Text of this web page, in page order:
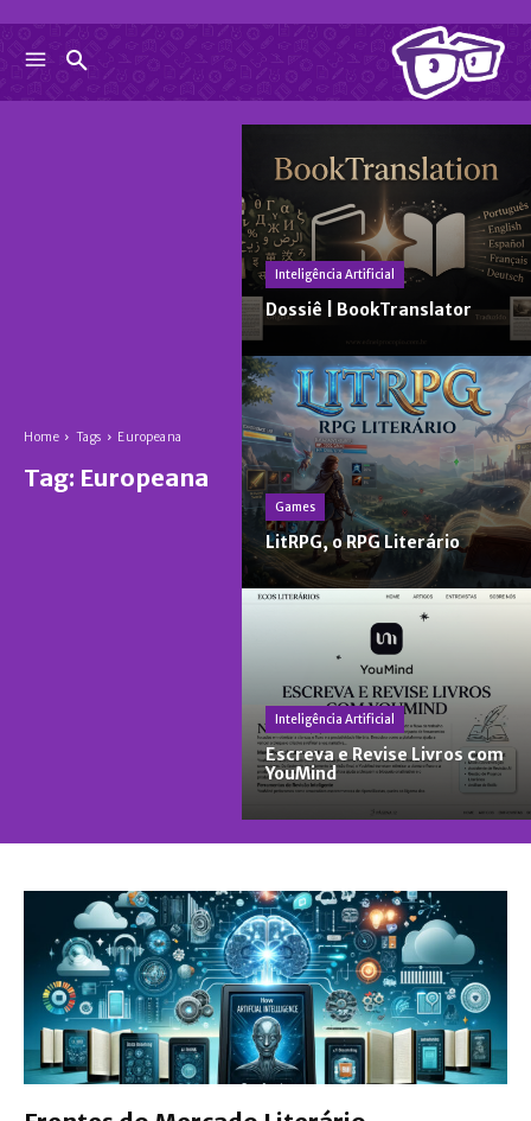
Home Tags Europeana
Tag: Europeana
Inteligência Artificial
Dossiê | BookTranslator
Games
LitRPG, o RPG Literário
Inteligência Artificial
Escreva e Revise Livros com
YouMind